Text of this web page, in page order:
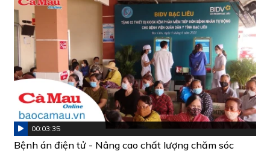
00:03:35
Bệnh án điện tử - Nâng cao chất lượng chăm sóc